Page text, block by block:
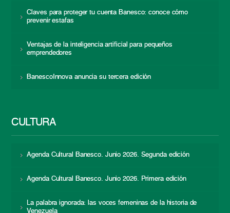
Claves para proteger tu cuenta Banesco: conoce cómo
prevenir estafas
Ventajas de la inteligencia artificial para pequeños
emprendedores
BanescoInnova anuncia su tercera edición
CULTURA
Agenda Cultural Banesco. Junio 2026. Segunda edición
Agenda Cultural Banesco. Junio 2026. Primera edición
La palabra ignorada: las voces femeninas de la historia de
Venezuela